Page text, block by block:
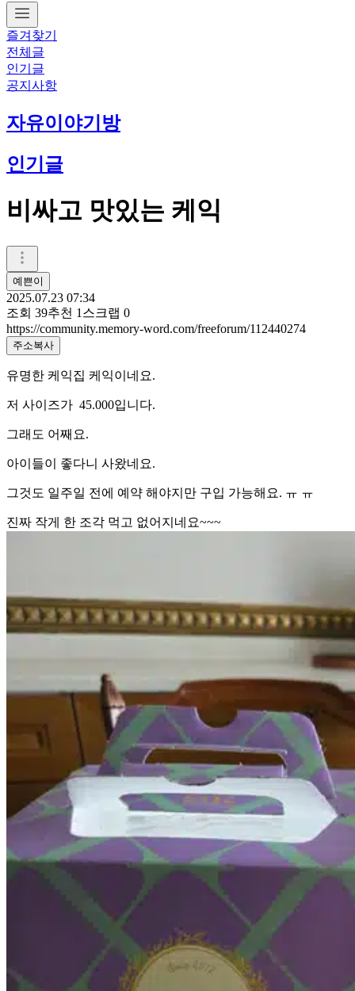
즐겨찾기
전체글
인기글
공지사항
자유이야기방
인기글
비싸고 맛있는 케익
예쁜이
2025.07.23 07:34
조회 39추천 1 스크랩 0
https://community.memory-word.com/freeforum/112440274
주소복사
유명한 케익집 케익이네요.
저 사이즈가 45.000입니다.
그래도 어째요.
아이들이 좋다니 사왔네요.
그것도 일주일 전에 예약 해야지만 구입 가능해요. ㅠ ㅠ
진짜 작게 한 조각 먹고 없어지네요~~~